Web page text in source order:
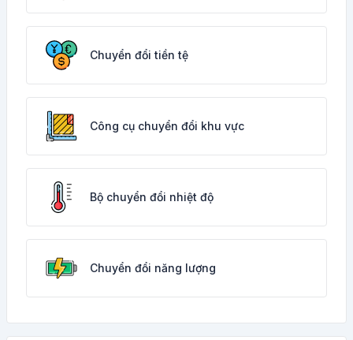
Chuyển đổi tiền tệ
Công cụ chuyển đổi khu vực
Bộ chuyển đổi nhiệt độ
Chuyển đổi năng lượng